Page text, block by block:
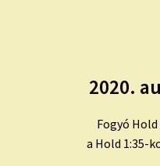
2020.
Fogyó
a Hold 1:35-